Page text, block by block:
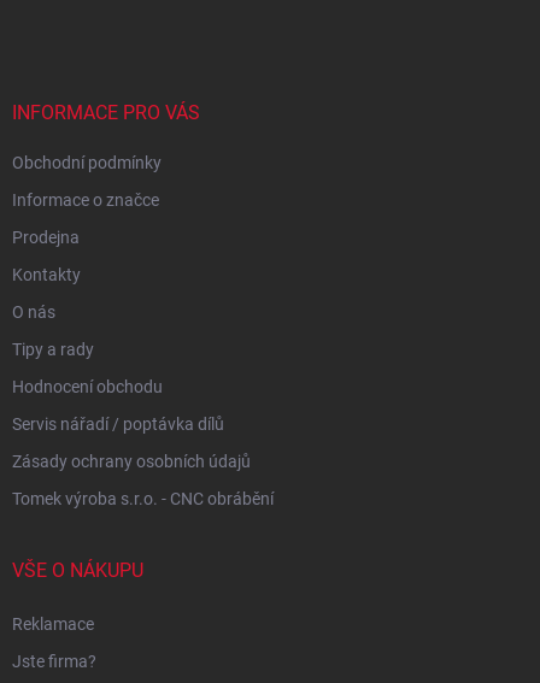
INFORMACE PRO VÁS
Obchodní podmínky
Informace o značce
Prodejna
Kontakty
O nás
Tipy a rady
Hodnocení obchodu
Servis nářadí / poptávka dílů
Zásady ochrany osobních údajů
Tomek výroba s.r.o. - CNC obrábění
VŠE O NÁKUPU
Reklamace
Jste firma?